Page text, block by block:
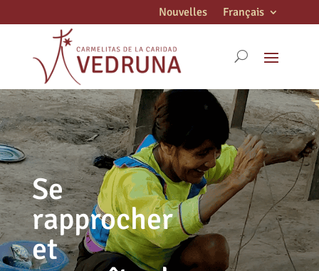
Nouvelles Français
Se
rapprocher
et